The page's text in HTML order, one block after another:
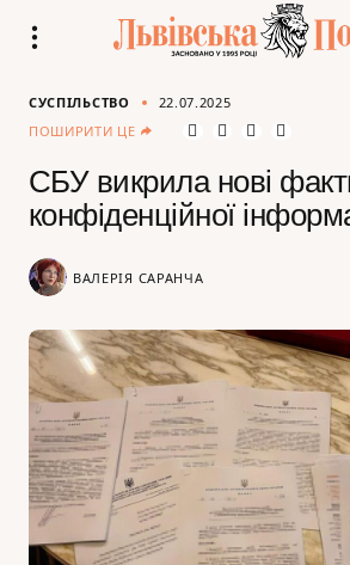
СУСПІЛЬСТВО
22.07.2025
ПОШИРИТИ ЦЕ
СБУ викрила нові
конфіденційної
ВАЛЕРІЯ САРАНЧА